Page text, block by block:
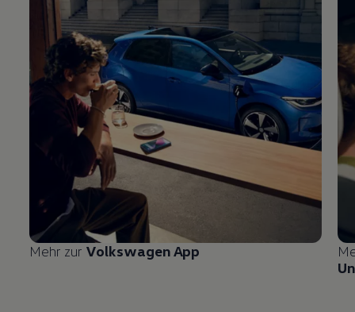
Mehr zur VolkswagenApp